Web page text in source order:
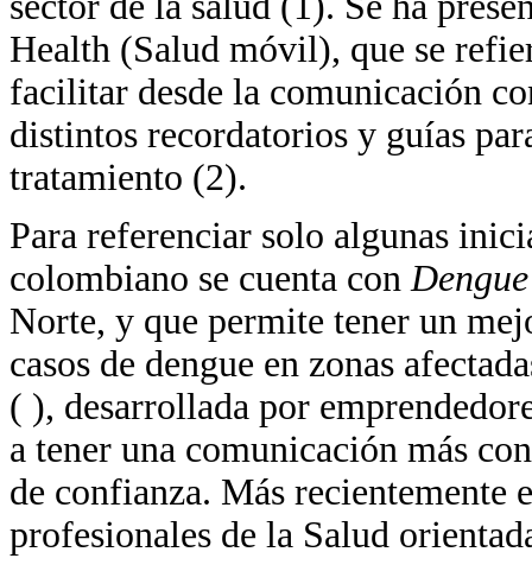
Health (Salud móvil), que se
facilitar desde la comunicación
distintos recordatorios y guías
tratamiento (2).
Para referenciar solo algunas
colombiano se cuenta con
Norte, y que permite tener un
casos de dengue en zonas
( ), desarrollada por
a tener una comunicación más
de confianza. Más recientemente
profesionales de la Salud